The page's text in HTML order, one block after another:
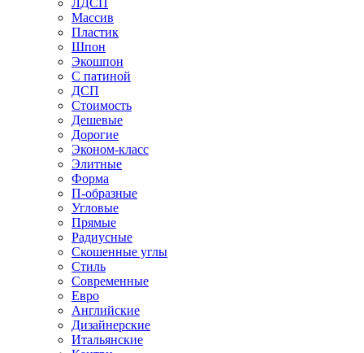
ЛДСП
Массив
Пластик
Шпон
Экошпон
С патиной
ДСП
Стоимость
Дешевые
Дорогие
Эконом-класс
Элитные
Форма
П-образные
Угловые
Прямые
Радиусные
Скошенные углы
Стиль
Современные
Евро
Английские
Дизайнерские
Итальянские